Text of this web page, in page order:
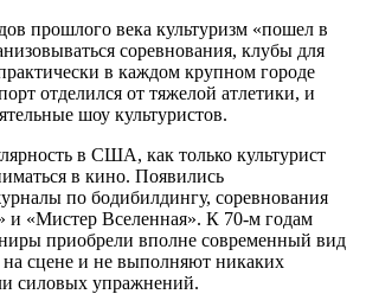
прошлого века культуризм «пошел в
соревнования, клубы для
в каждом крупном городе
отделился от тяжелой атлетики, и
шоу культуристов.
в США, как только культурист
в кино. Появились
по бодибилдингу, соревнования
«Мистер Вселенная». К 70-м годам
приобрели вполне современный вид
сцене и не выполняют никаких
силовых упражнений.